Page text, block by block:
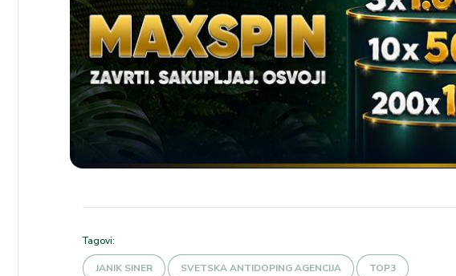
Tagovi:
JANIK SINER SVETSKA ANTIDOPING AGENCIJA TOP3